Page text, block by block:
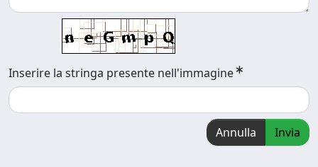
Inserire la stringa presente nell'immagine
Annulla Invia